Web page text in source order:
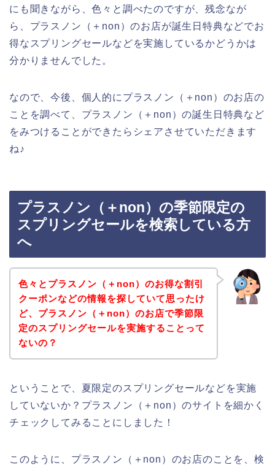
にも聞きながら、色々と調べたのですが、残念なが
ら、プラスノン（＋non）のお店が誕生日特典などでお
得なスプリングセールなどを実施しているかどうかは
分かりませんでした。
なので、今後、個人的にプラスノン（＋non）のお店の
ことを調べて、プラスノン（＋non）の誕生日特典など
をみつけることができたらシェアさせていただきます
ね♪
プラスノン（＋non）の季節限定の
スプリングセールを検索している方
へ
色々とプラスノン（＋non）のお得な割引
クーポンなどの情報を探していて思ったけ
ど、プラスノン（＋non）のお店で季節限
定のスプリングセールを実施することって
ないの？
ということで、夏限定のスプリングセールなどを実施
していないか？プラスノン（＋non）のサイトを細かく
チェックしてみることにしました！
このように、プラスノン（＋non）のお店のことを、検